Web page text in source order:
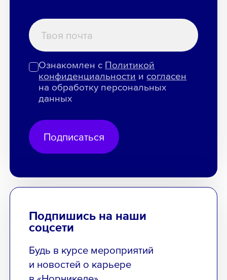
Ознакомлен с Политикой
конфиденциальности и согласен
на обработку персональных
данных
Подписаться
Подпишись на наши
соцсети
Будь в курсе мероприятий
и новостей о карьере